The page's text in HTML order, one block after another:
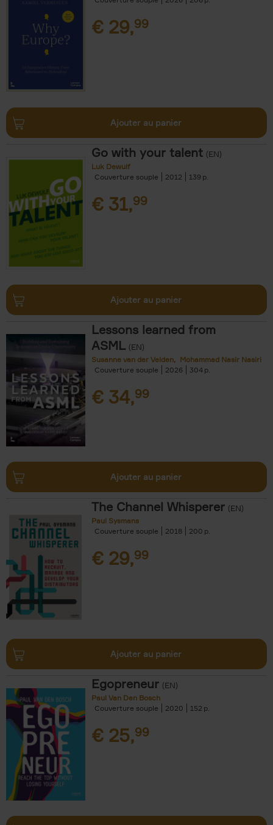
€ 29,99
Ajouter au panier
Go with your talent (EN)
Luk Dewulf
Couverture souple
2012 139
€ 31,99
Ajouter au panier
Lessons learned from
ASML (EN)
Susanne van der Velden
Mohammad Nasir Nasiri
Couverture souple
2026 304
€ 34,99
Ajouter au panier
The Channel Whisperer (EN)
Paul Sysmans
Couverture souple
2018 200
€ 29,99
Ajouter au panier
Egopreneur (EN)
Paul Van Den Bosch
Couverture souple
2020 152
€ 25,99